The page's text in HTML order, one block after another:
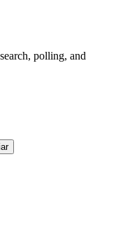
polling, and